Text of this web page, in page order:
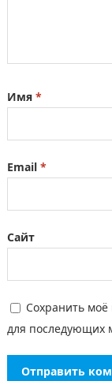
Имя *
Email *
Сайт
Сохранить моё
для последующих